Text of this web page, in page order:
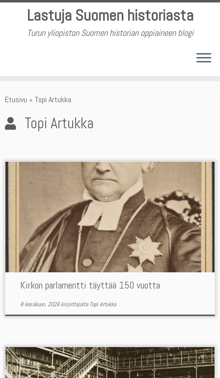
Skip
Lastuja Suomen historiasta
Turun yliopiston Suomen historian oppiaineen blogi
Etusivu » Topi Artukka
Topi Artukka
Kirkon parlamentti täyttää 150 vuotta
8 kesäkuun, 2026 kirjoittajalta Topi Artukka